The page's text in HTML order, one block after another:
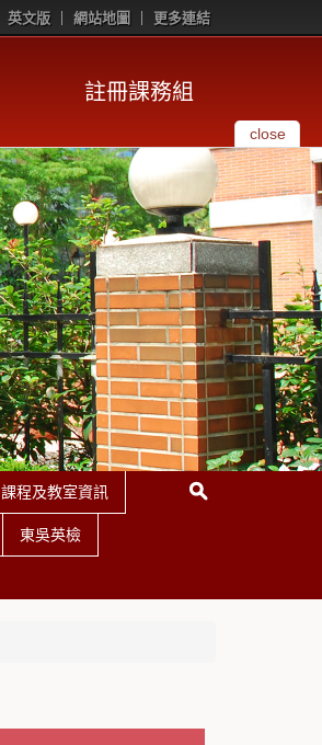
英文版 網站地圖 更多連結
註冊課務組
close
課程及教室資訊
東吳英檢